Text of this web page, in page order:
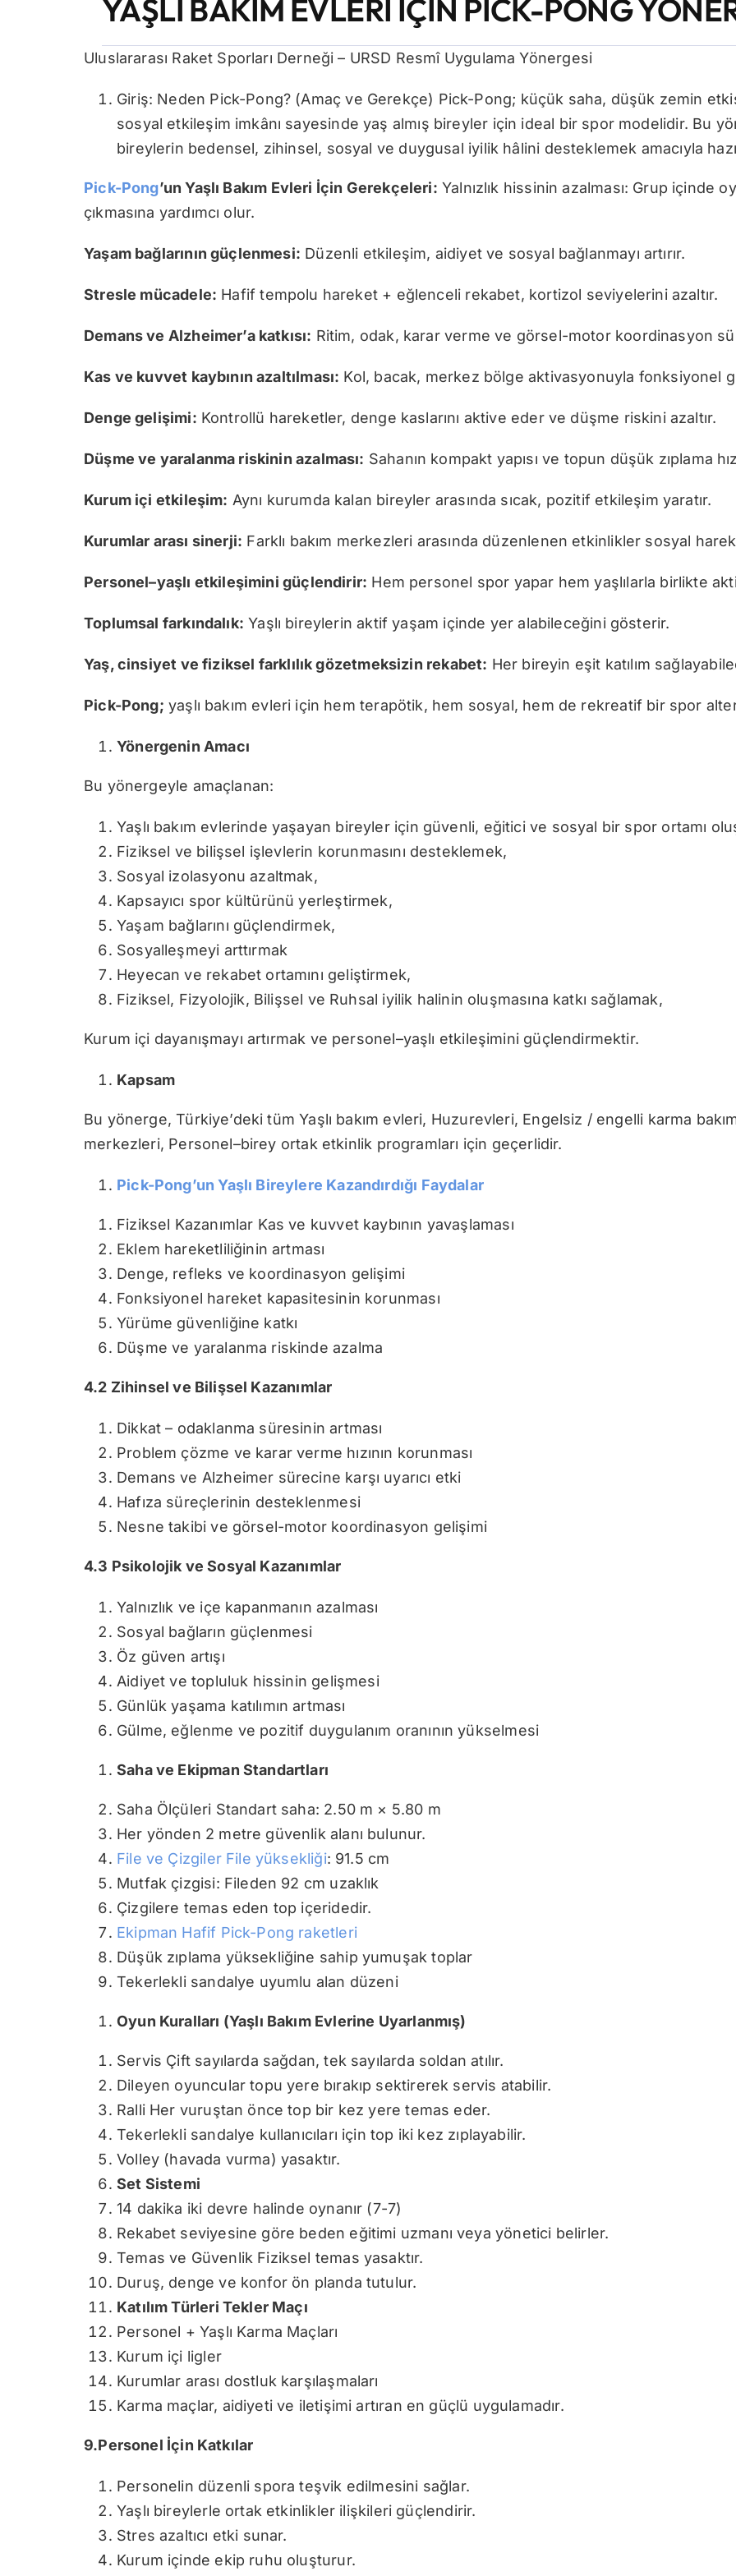
YAŞLI BAKIM EVLERİ İÇİN PICK-PONG
Uluslararası Raket Sporları Derneği – URSD Resmî Uygulama Yönergesi
Giriş: Neden Pick-Pong? (Amaç ve Gerekçe) Pick-Pong; küçük saha, düşük zemin
sosyal etkileşim imkânı sayesinde yaş almış bireyler için ideal bir spor modelidir. Bu
bireylerin bedensel, zihinsel, sosyal ve duygusal iyilik hâlini desteklemek amacıyla
Pick-Pong’un Yaşlı Bakım Evleri İçin Gerekçeleri: Yalnızlık hissinin azalması: Grup içinde
çıkmasına yardımcı olur.
Yaşam bağlarının güçlenmesi: Düzenli etkileşim, aidiyet ve sosyal bağlanmayı artırır.
Stresle mücadele: Hafif tempolu hareket + eğlenceli rekabet, kortizol seviyelerini azaltır.
Demans ve Alzheimer’a katkısı: Ritim, odak, karar verme ve görsel-motor koordinasyon
Kas ve kuvvet kaybının azaltılması: Kol, bacak, merkez bölge aktivasyonuyla fonksiyonel
Denge gelişimi: Kontrollü hareketler, denge kaslarını aktive eder ve düşme riskini azaltır.
Düşme ve yaralanma riskinin azalması: Sahanın kompakt yapısı ve topun düşük zıplama
Kurum içi etkileşim: Aynı kurumda kalan bireyler arasında sıcak, pozitif etkileşim yaratır.
Kurumlar arası sinerji: Farklı bakım merkezleri arasında düzenlenen etkinlikler sosyal
Personel–yaşlı etkileşimini güçlendirir: Hem personel spor yapar hem yaşlılarla birlikte
Toplumsal farkındalık: Yaşlı bireylerin aktif yaşam içinde yer alabileceğini gösterir.
Yaş, cinsiyet ve fiziksel farklılık gözetmeksizin rekabet: Her bireyin eşit katılım
Pick-Pong; yaşlı bakım evleri için hem terapötik, hem sosyal, hem de rekreatif bir spor
Yönergenin Amacı
Bu yönergeyle amaçlanan:
Yaşlı bakım evlerinde yaşayan bireyler için güvenli, eğitici ve sosyal bir spor ortamı
Fiziksel ve bilişsel işlevlerin korunmasını desteklemek,
Sosyal izolasyonu azaltmak,
Kapsayıcı spor kültürünü yerleştirmek,
Yaşam bağlarını güçlendirmek,
Sosyalleşmeyi arttırmak
Heyecan ve rekabet ortamını geliştirmek,
Fiziksel, Fizyolojik, Bilişsel ve Ruhsal iyilik halinin oluşmasına katkı sağlamak,
Kurum içi dayanışmayı artırmak ve personel–yaşlı etkileşimini güçlendirmektir.
Kapsam
Bu yönerge, Türkiye’deki tüm Yaşlı bakım evleri, Huzurevleri, Engelsiz / engelli karma
merkezleri, Personel–birey ortak etkinlik programları için geçerlidir.
Pick-Pong’un Yaşlı Bireylere Kazandırdığı Faydalar
Fiziksel Kazanımlar Kas ve kuvvet kaybının yavaşlaması
Eklem hareketliliğinin artması
Denge, refleks ve koordinasyon gelişimi
Fonksiyonel hareket kapasitesinin korunması
Yürüme güvenliğine katkı
Düşme ve yaralanma riskinde azalma
4.2 Zihinsel ve Bilişsel Kazanımlar
Dikkat – odaklanma süresinin artması
Problem çözme ve karar verme hızının korunması
Demans ve Alzheimer sürecine karşı uyarıcı etki
Hafıza süreçlerinin desteklenmesi
Nesne takibi ve görsel-motor koordinasyon gelişimi
4.3 Psikolojik ve Sosyal Kazanımlar
Yalnızlık ve içe kapanmanın azalması
Sosyal bağların güçlenmesi
Öz güven artışı
Aidiyet ve topluluk hissinin gelişmesi
Günlük yaşama katılımın artması
Gülme, eğlenme ve pozitif duygulanım oranının yükselmesi
Saha ve Ekipman Standartları
Saha Ölçüleri Standart saha: 2.50 m × 5.80 m
Her yönden 2 metre güvenlik alanı bulunur.
File ve Çizgiler File yüksekliği: 91.5 cm
Mutfak çizgisi: Fileden 92 cm uzaklık
Çizgilere temas eden top içeridedir.
Ekipman Hafif Pick-Pong raketleri
Düşük zıplama yüksekliğine sahip yumuşak toplar
Tekerlekli sandalye uyumlu alan düzeni
Oyun Kuralları (Yaşlı Bakım Evlerine Uyarlanmış)
Servis Çift sayılarda sağdan, tek sayılarda soldan atılır.
Dileyen oyuncular topu yere bırakıp sektirerek servis atabilir.
Ralli Her vuruştan önce top bir kez yere temas eder.
Tekerlekli sandalye kullanıcıları için top iki kez zıplayabilir.
Volley (havada vurma) yasaktır.
Set Sistemi
14 dakika iki devre halinde oynanır (7-7)
Rekabet seviyesine göre beden eğitimi uzmanı veya yönetici belirler.
Temas ve Güvenlik Fiziksel temas yasaktır.
Duruş, denge ve konfor ön planda tutulur.
Katılım Türleri Tekler Maçı
Personel + Yaşlı Karma Maçları
Kurum içi ligler
Kurumlar arası dostluk karşılaşmaları
Karma maçlar, aidiyeti ve iletişimi artıran en güçlü uygulamadır.
9.Personel İçin Katkılar
Personelin düzenli spora teşvik edilmesini sağlar.
Yaşlı bireylerle ortak etkinlikler ilişkileri güçlendirir.
Stres azaltıcı etki sunar.
Kurum içinde ekip ruhu oluşturur.